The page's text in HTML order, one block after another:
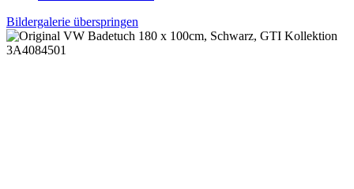
Bildergalerie überspringen